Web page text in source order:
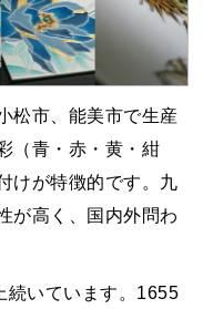
松市、能美市で生産
（青・赤・黄・紺
けが特徴的です。九
が高く、国内外問わ
続いています。1655